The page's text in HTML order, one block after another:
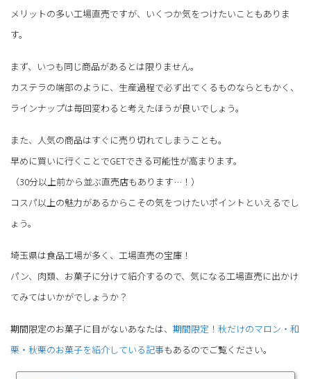
メリットの多い工場直売ですが、いくつか気をつけたいこともありま
す。
まず、いつも同じ商品があるとは限りません。
カステラの端部のように、生産過程で必ず出てくるものならともかく、
ラインナップは毎回変わると考えたほうが良いでしょう。
また、人気の商品はすぐに売り切れてしまうことも。
早めに買いに行くことでGETできる可能性が高まります。
（30分以上前から並ぶ直売店もあります…！）
コスパ以上の魅力があるからこその気をつけたいポイントといえるでし
ょう。
埼玉県は食品工場が多く、工場直売の宝庫！
パン、肉類、お菓子に分けて紹介するので、気になる工場直売に出かけ
てみてはいかがでしょうか？
期間限定のお菓子に目がないあなたは、 期間限定！秋だけのマロン・和
栗・秋栗のお菓子を紹介している記事もあるのでご覧ください。